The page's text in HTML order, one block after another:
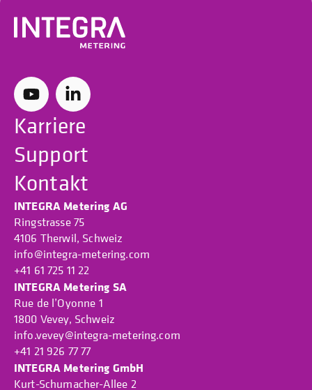
Karriere
Support
Kontakt
INTEGRA Metering AG
Ringstrasse 75
4106 Therwil, Schweiz
info@integra-metering.com
+41 61 725 11 22
INTEGRA Metering SA
Rue de l’Oyonne 1
1800 Vevey, Schweiz
info.vevey@integra-metering.com
+41 21 926 77 77
INTEGRA Metering GmbH
Kurt-Schumacher-Allee 2